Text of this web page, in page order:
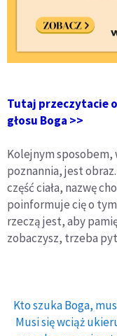
Tutaj przeczytacie
głosu Boga >>
Kolejnym sposobem,
poznannia, jest
część ciała, nazwę
poinformuje cię o
rzeczą jest, aby
zobaczysz, trzeba
Kto szuka Boga,
Musi się wciąż